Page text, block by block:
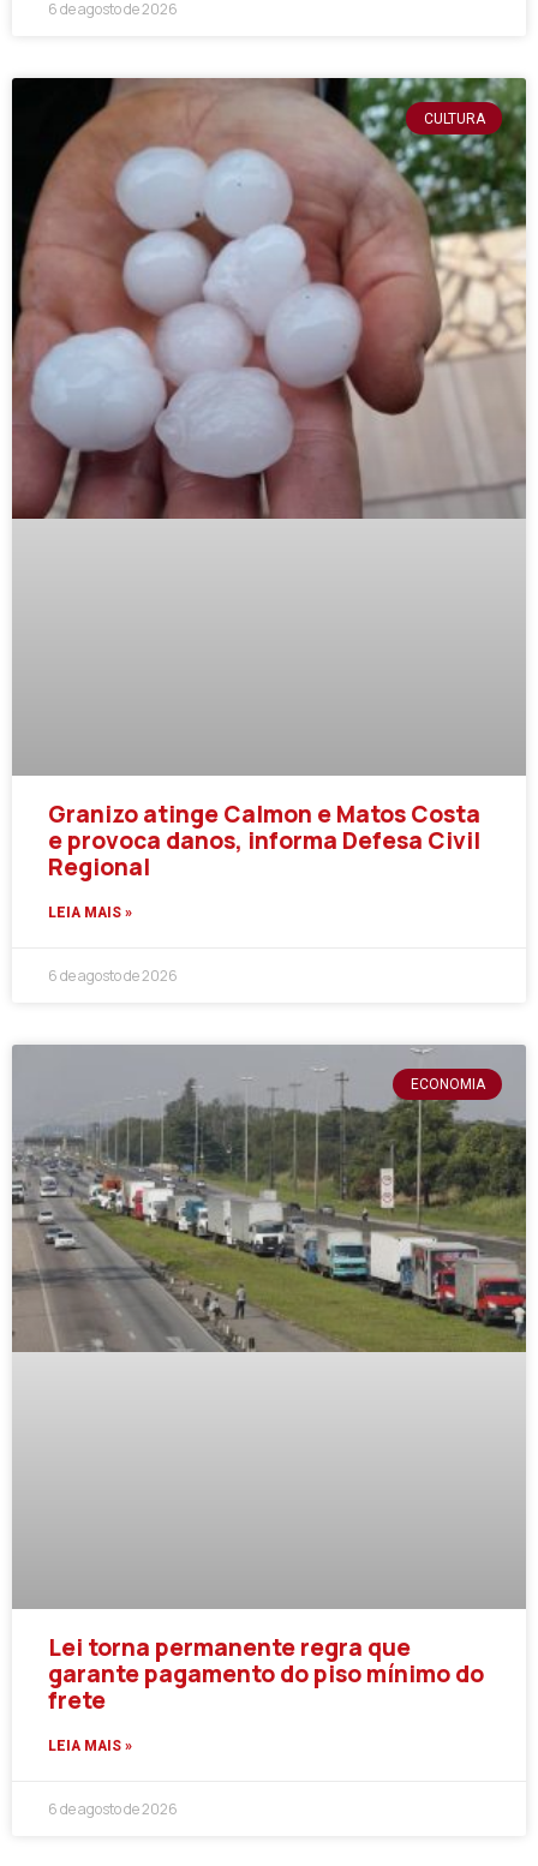
6 de agosto de 2026
CULTURA
Granizo atinge Calmon e Matos Costa
e provoca danos, informa Defesa Civil
Regional
LEIA MAIS »
6 de agosto de 2026
ECONOMIA
Lei torna permanente regra que
garante pagamento do piso mínimo do
frete
LEIA MAIS »
6 de agosto de 2026